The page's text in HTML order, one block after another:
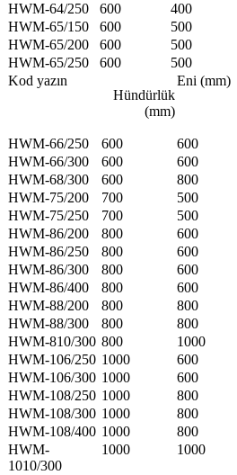
HWM-64/250
600 400
HWM-65/150
600 500
HWM-65/200
600 500
HWM-65/250
600 500
Kod yazın
Hündürlük
(mm)
Eni (mm)
HWM-66/250 600 600
HWM-66/300
600 600
HWM-68/300
600 800
HWM-75/200
700 500
HWM-75/250
700 500
HWM-86/200
800 600
HWM-86/250
800 600
HWM-86/300
800 600
HWM-86/400
800 600
HWM-88/200
800 800
HWM-88/300
800 800
HWM-810/300 800 1000
HWM-106/250 1000 600
HWM-106/300 1000 600
HWM-108/250 1000 800
HWM-108/300 1000 800
HWM-108/400 1000 800
HWM-
1010/300
1000 1000